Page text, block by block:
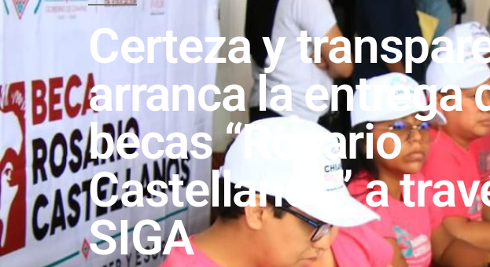
Certeza y
arranca la entrega
becas “Rosario
Castellanos” a
SIGA